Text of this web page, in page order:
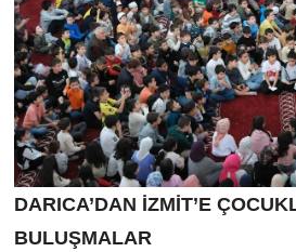
DARICA’DAN İZMİT’E
BULUŞMALAR